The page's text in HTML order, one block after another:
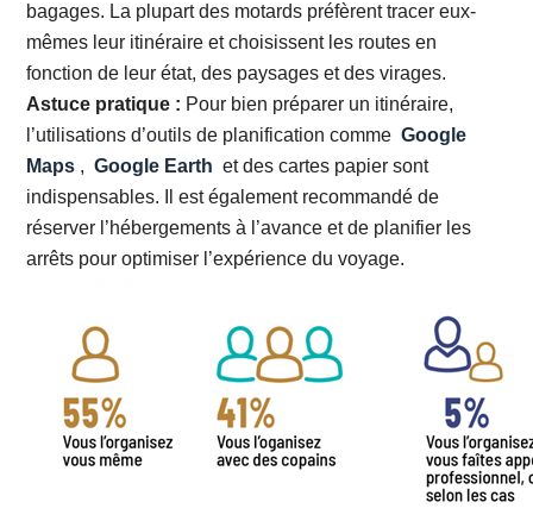
bagages. La plupart des motards préfèrent tracer eux-
mêmes leur itinéraire et choisissent les routes en
fonction de leur état, des paysages et des virages.
Astuce pratique : Pour bien préparer un itinéraire,
l’utilisations d’outils de planification comme Google
Maps , Google Earth et des cartes papier sont
indispensables. Il est également recommandé de
réserver l’hébergements à l’avance et de planifier les
arrêts pour optimiser l’expérience du voyage.